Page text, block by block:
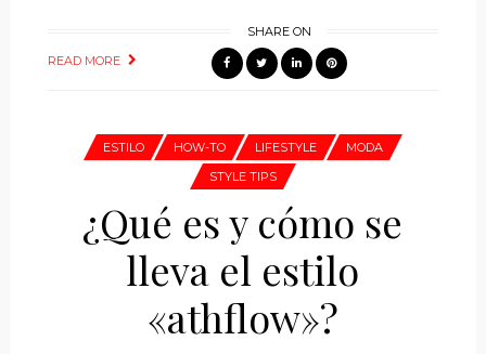
READ MORE
SHARE ON
ESTILO HOW-TO LIFESTYLE
MODA
STYLE TIPS
¿Qué es y cómo se
lleva el estilo
«athflow»?